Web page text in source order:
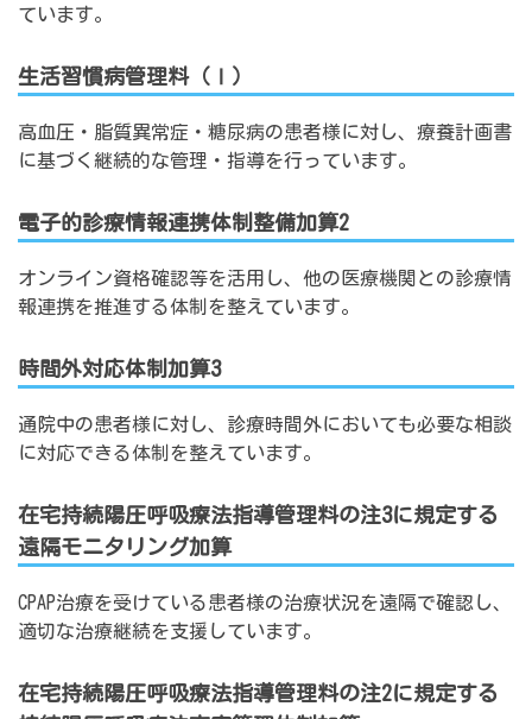
ています。
生活習慣病管理料（Ⅰ）
高血圧・脂質異常症・糖尿病の患者様に対し、療養計画書
に基づく継続的な管理・指導を行っています。
電子的診療情報連携体制整備加算2
オンライン資格確認等を活用し、他の医療機関との診療情
報連携を推進する体制を整えています。
時間外対応体制加算3
通院中の患者様に対し、診療時間外においても必要な相談
に対応できる体制を整えています。
在宅持続陽圧呼吸療法指導管理料の注3に規定する
遠隔モニタリング加算
CPAP治療を受けている患者様の治療状況を遠隔で確認し、
適切な治療継続を支援しています。
在宅持続陽圧呼吸療法指導管理料の注2に規定する